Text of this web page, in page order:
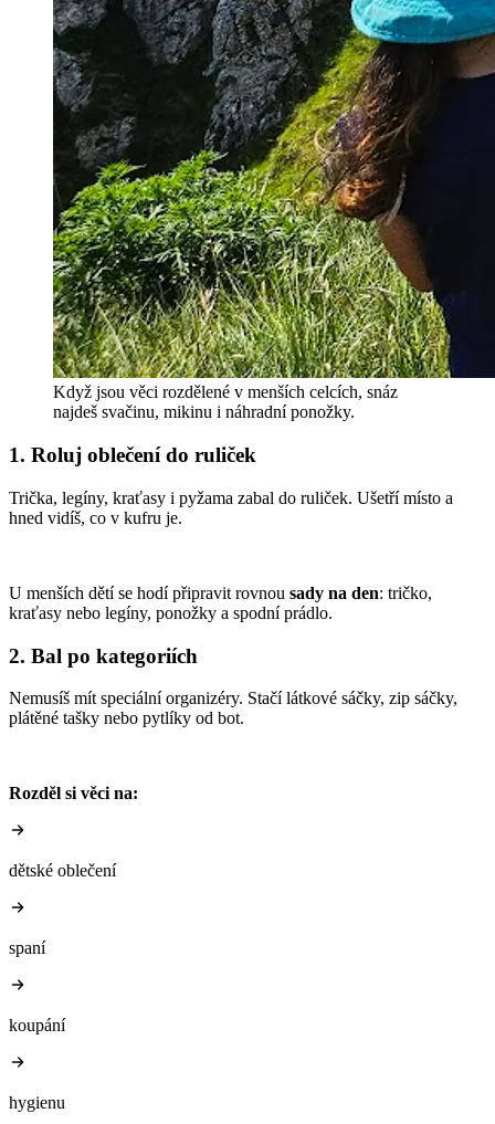
Když jsou věci rozdělené v menších celcích, snáz
najdeš svačinu, mikinu i náhradní ponožky.
1. Roluj oblečení do ruliček
Trička, legíny, kraťasy i pyžama zabal do ruliček. Ušetří místo a
hned vidíš, co v kufru je.
U menších dětí se hodí připravit rovnou sady na den: tričko,
kraťasy nebo legíny, ponožky a spodní prádlo.
2. Bal po kategoriích
Nemusíš mít speciální organizéry. Stačí látkové sáčky, zip sáčky,
plátěné tašky nebo pytlíky od bot.
Rozděl si věci na:
dětské oblečení
spaní
koupání
hygienu